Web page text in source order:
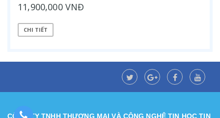
11,900,000 VNĐ
CHI TIẾT
CÔNG TY TNHH THƯƠNG MẠI VÀ CÔNG NGHỆ TIN HỌC TIN